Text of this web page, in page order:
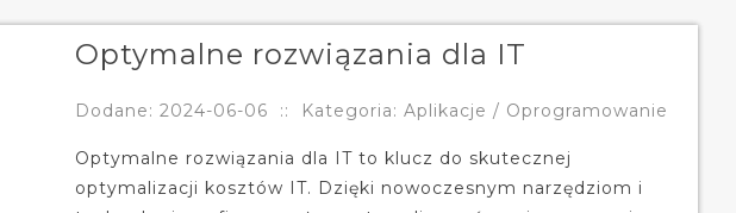
Optymalne rozwiązania dla IT
Dodane: 2024-06-06 :: Kategoria: Aplikacje / Oprogramowanie
Optymalne rozwiązania dla IT to klucz do skutecznej
optymalizacji kosztów IT. Dzięki nowoczesnym narzędziom i